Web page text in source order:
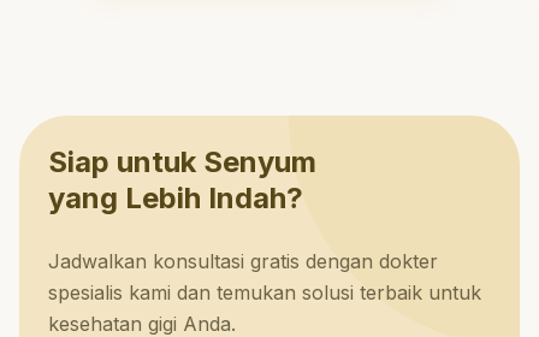
Siap untuk Senyum
yang Lebih Indah?
Jadwalkan konsultasi gratis dengan dokter
spesialis kami dan temukan solusi terbaik untuk
kesehatan gigi Anda.